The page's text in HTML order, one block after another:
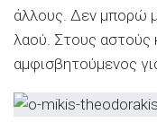
άλλους. Δεν μπορώ
λαού. Στους αστούς
αμφισβητούμενος